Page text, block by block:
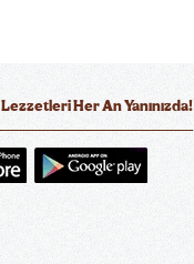
Lezzetleri Her An Yanınızda!